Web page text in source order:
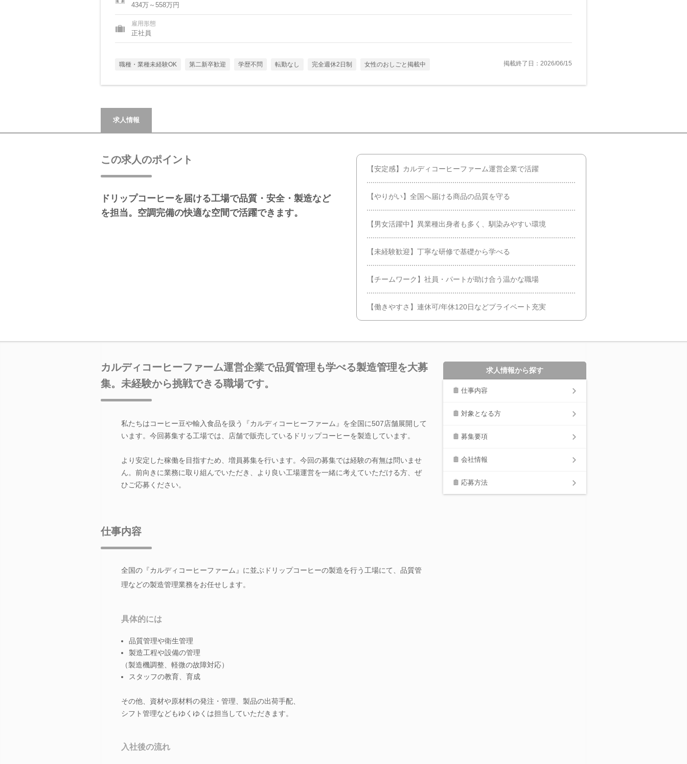
434万～558万円
雇用形態
正社員
職種・業種未経験OK 第二新卒歓迎 学歴不問 転勤なし 完全週休2日制 女性のおしごと掲載中 掲載終了日：2026/06/15
求人情報
この求人のポイント
ドリップコーヒーを届ける工場で品質・安全・製造など
を担当。空調完備の快適な空間で活躍できます。
【安定感】カルディコーヒーファーム運営企業で活躍
【やりがい】全国へ届ける商品の品質を守る
【男女活躍中】異業種出身者も多く、馴染みやすい環境
【未経験歓迎】丁寧な研修で基礎から学べる
【チームワーク】社員・パートが助け合う温かな職場
【働きやすさ】連休可/年休120日などプライベート充実
カルディコーヒーファーム運営企業で品質管理も学べる製造管理を大募
集。未経験から挑戦できる職場です。
私たちはコーヒー豆や輸入食品を扱う『カルディコーヒーファーム』を全国に507店舗展開して
います。今回募集する工場では、店舗で販売しているドリップコーヒーを製造しています。
より安定した稼働を目指すため、増員募集を行います。今回の募集では経験の有無は問いませ
ん。前向きに業務に取り組んでいただき、より良い工場運営を一緒に考えていただける方、ぜ
ひご応募ください。
仕事内容
全国の『カルディコーヒーファーム』に並ぶドリップコーヒーの製造を行う工場にて、品質管
理などの製造管理業務をお任せします。
具体的には
品質管理や衛生管理
製造工程や設備の管理
（製造機調整、軽微の故障対応）
スタッフの教育、育成
その他、資材や原材料の発注・管理、製品の出荷手配、
シフト管理などもゆくゆくは担当していただきます。
入社後の流れ
求人情報から探す
仕事内容
対象となる方
募集要項
会社情報
応募方法